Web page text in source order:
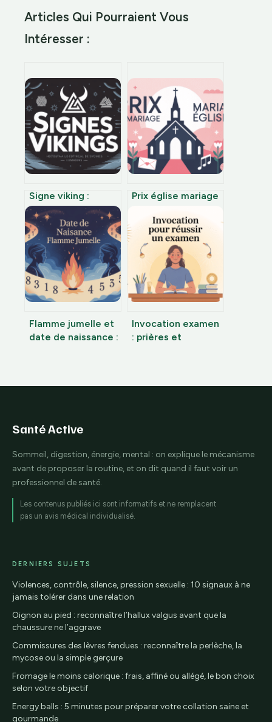
Articles Qui Pourraient Vous
Intéresser :
Signe viking :
significations,
symboles
nordiques et
usages modernes
Prix église mariage
astuces pour bien
prévoir
Flamme jumelle et
date de naissance :
Invocation examen
: prières et
Santé Active
Sommeil, digestion, énergie, mental : on explique le mécanisme
avant de proposer la routine, et on dit quand il faut voir un
professionnel de santé.
Les contenus publiés ici sont informatifs et ne remplacent
pas un avis médical individualisé.
DERNIERS SUJETS
Violences, contrôle, silence, pression sexuelle : 10 signaux à ne
jamais tolérer dans une relation
Oignon au pied : reconnaître l’hallux valgus avant que la
chaussure ne l’aggrave
Commissures des lèvres fendues : reconnaître la perlèche, la
mycose ou la simple gerçure
Fromage le moins calorique : frais, affiné ou allégé, le bon choix
selon votre objectif
Energy balls : 5 minutes pour préparer votre collation saine et
gourmande